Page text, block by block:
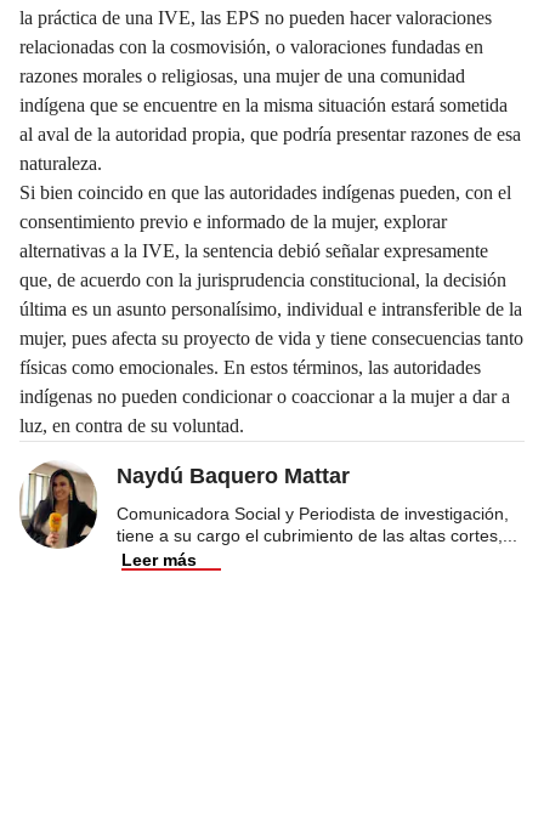
la práctica de una IVE, las EPS no pueden hacer valoraciones
relacionadas con la cosmovisión, o valoraciones fundadas en
razones morales o religiosas, una mujer de una comunidad
indígena que se encuentre en la misma situación estará sometida
al aval de la autoridad propia, que podría presentar razones de esa
naturaleza.
Si bien coincido en que las autoridades indígenas pueden, con el
consentimiento previo e informado de la mujer, explorar
alternativas a la IVE, la sentencia debió señalar expresamente
que, de acuerdo con la jurisprudencia constitucional, la decisión
última es un asunto personalísimo, individual e intransferible de la
mujer, pues afecta su proyecto de vida y tiene consecuencias tanto
físicas como emocionales. En estos términos, las autoridades
indígenas no pueden condicionar o coaccionar a la mujer a dar a
luz, en contra de su voluntad.
Naydú Baquero Mattar
Comunicadora Social y Periodista de investigación,
tiene a su cargo el cubrimiento de las altas cortes,
Leer más